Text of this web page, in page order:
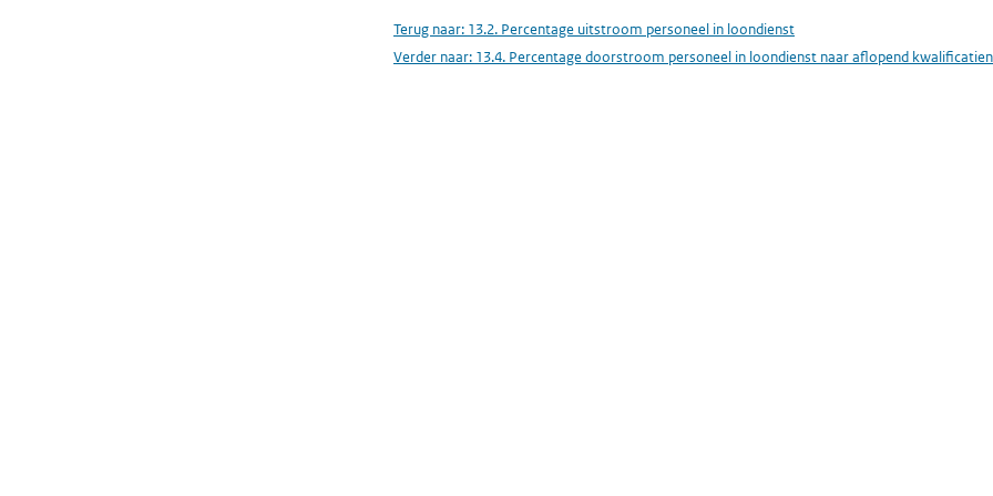
Terug naar: 13.2. Percentage uitstroom personeel in loondienst
Verder naar: 13.4. Percentage doorstroom personeel in loondienst naar aflopend